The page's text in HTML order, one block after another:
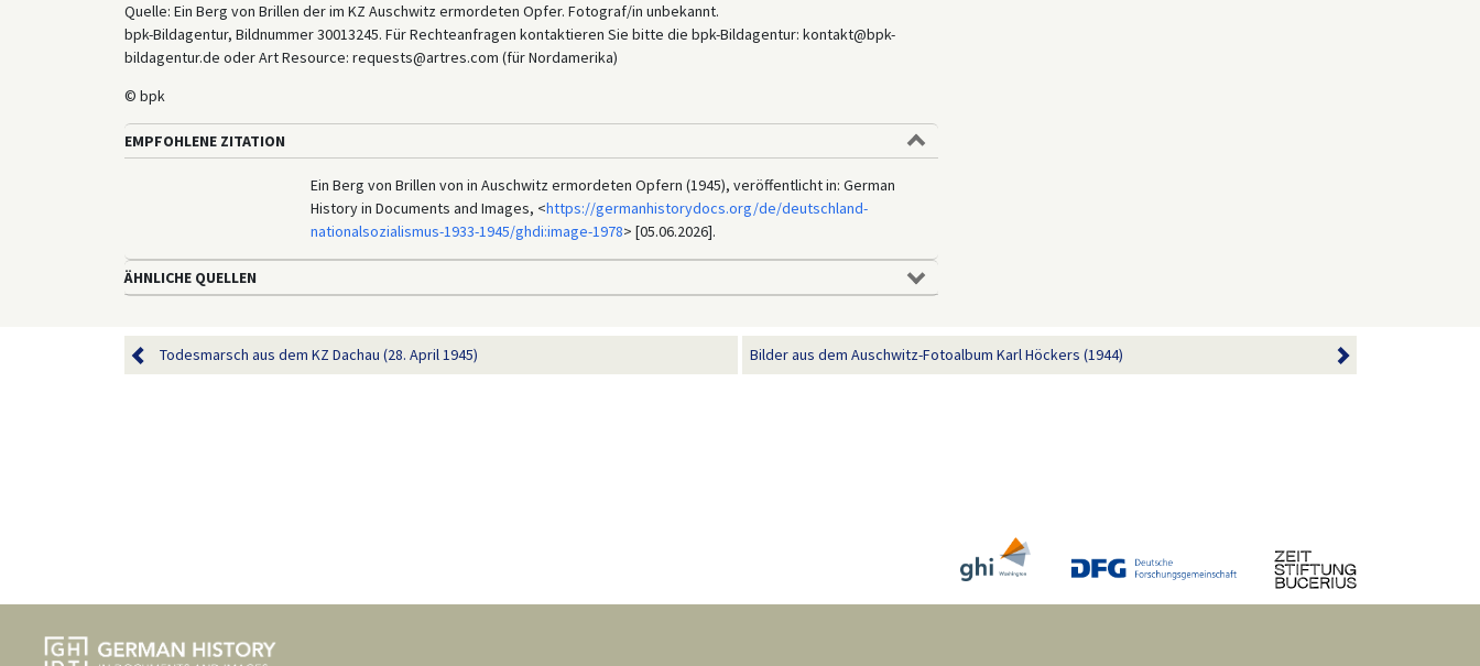
Quelle: Ein Berg von Brillen der im KZ Auschwitz ermordeten Opfer. Fotograf/in unbekannt.
bpk-Bildagentur, Bildnummer 30013245. Für Rechteanfragen kontaktieren Sie bitte die bpk-Bildagentur: kontakt@bpk-
bildagentur.de oder Art Resource: requests@artres.com (für Nordamerika)
© bpk
EMPFOHLENE ZITATION
Ein Berg von Brillen von in Auschwitz ermordeten Opfern (1945), veröffentlicht in: German
History in Documents and Images, <https://germanhistorydocs.org/de/deutschland-
nationalsozialismus-1933-1945/ghdi:image-1978> [05.06.2026].
ÄHNLICHE QUELLEN
Todesmarsch aus dem KZ Dachau (28. April 1945) Bilder aus dem Auschwitz-Fotoalbum Karl Höckers (1944)